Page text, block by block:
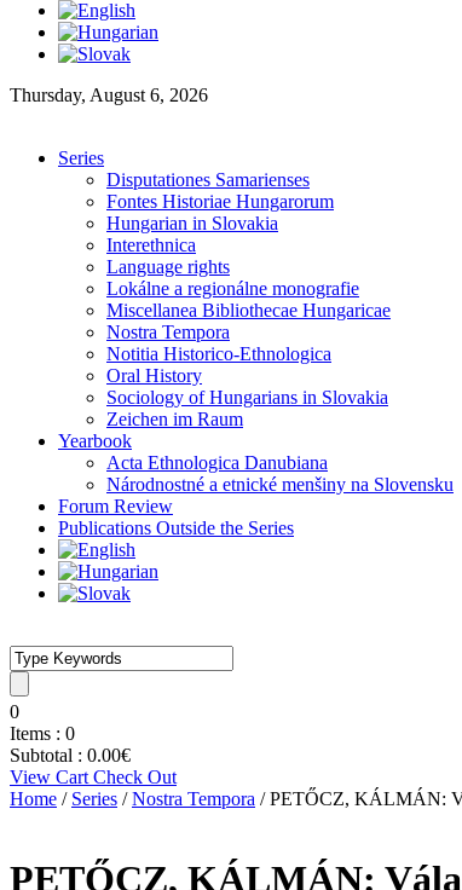
Thursday, August 6, 2026
Series
Disputationes Samarienses
Fontes Historiae Hungarorum
Hungarian in Slovakia
Interethnica
Language rights
Lokálne a regionálne monografie
Miscellanea Bibliothecae Hungaricae
Nostra Tempora
Notitia Historico-Ethnologica
Oral History
Sociology of Hungarians in Slovakia
Zeichen im Raum
Yearbook
Acta Ethnologica Danubiana
Národnostné a etnické menšiny na Slovensku
Forum Review
Publications Outside the Series
0
Items : 0
Subtotal : 0.00€
View Cart Check Out
Home / Series /Nostra Tempora / PETŐCZ, KÁLMÁN:
PETŐCZ, KÁLMÁN: